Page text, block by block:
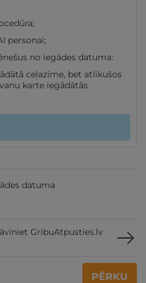
personai;
no iegādes datuma:
ceļazīme, bet atlikušos
karte iegādātās
datuma
GribuAtpusties.lv
PĒRKU